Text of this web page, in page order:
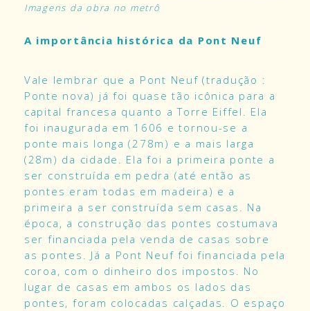
Imagens da obra no metrô
A importância histórica da Pont Neuf
Vale lembrar que a Pont Neuf (tradução :
Ponte nova) já foi quase tão icônica para a
capital francesa quanto a Torre Eiffel. Ela
foi inaugurada em 1606 e tornou-se a
ponte mais longa (278m) e a mais larga
(28m) da cidade. Ela foi a primeira ponte a
ser construída em pedra (até então as
pontes eram todas em madeira) e a
primeira a ser construída sem casas. Na
época, a construção das pontes costumava
ser financiada pela venda de casas sobre
as pontes. Já a Pont Neuf foi financiada pela
coroa, com o dinheiro dos impostos. No
lugar de casas em ambos os lados das
pontes, foram colocadas calçadas. O espaço